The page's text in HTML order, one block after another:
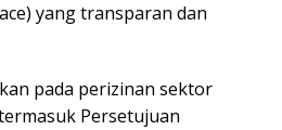
yang transparan dan
pada perizinan sektor
Persetujuan